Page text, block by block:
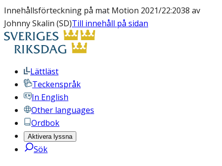
Innehållsförteckning på mat Motion 2021/22:2038 av
Johnny Skalin (SD)Till innehåll på sidan
Lättläst
Teckenspråk
In English
Other languages
Ordbok
Aktivera lyssna
Sök